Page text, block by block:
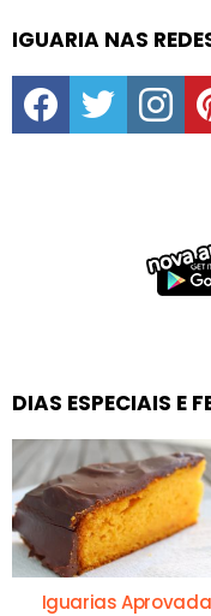
IGUARIA NAS
facebooktwitter
DIAS ESPECIAIS E
Iguarias